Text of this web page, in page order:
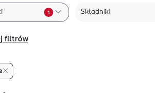
1 Składniki
filtrów